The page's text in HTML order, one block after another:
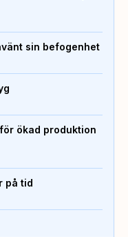
sin befogenhet
ökad produktion
på tid